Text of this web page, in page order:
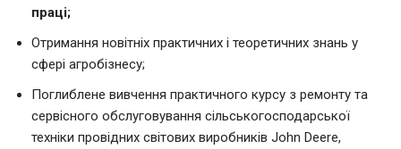
праці;
Отримання новітніх практичних і теоретичних знань у
сфері агробізнесу;
Поглиблене вивчення практичного курсу з ремонту та
сервісного обслуговування сільськогосподарської
техніки провідних світових виробників John Deere,